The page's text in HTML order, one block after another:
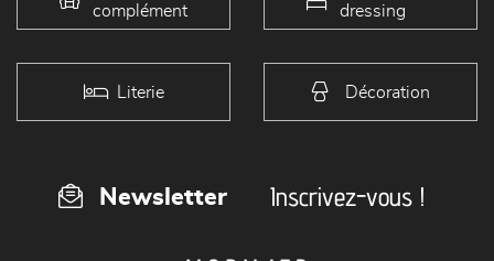
complément
dressing
Literie Décoration
Newsletter Inscrivez-vous !